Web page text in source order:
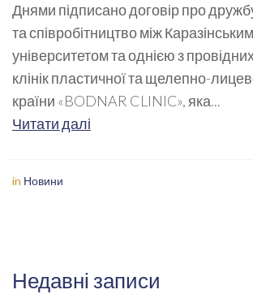
Днями підписано договір про
та співробітництво між Каразінським
університетом та однією з
клінік пластичної та щелепно-
країни «BODNAR CLINIC», яка...
Читати далі
in Новини
Недавні записи